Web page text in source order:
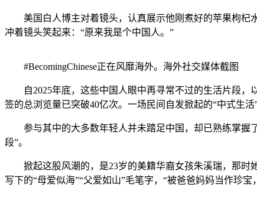
美国白人博主对着镜头，认真展示他刚煮好的苹果枸杞
冲着镜头笑起来：“原来我是个中国人。”
#BecomingChinese正在风靡海外。海外社交媒体截图
自2025年底，这些中国人眼中再寻常不过的生活片段，以
签的总浏览量已突破40亿次。一场民间自发掀起的“中式生
参与其中的大多数年轻人并未踏足中国，却已熟练掌握了
段”。
掀起这股风潮的，是23岁的美籍华裔女孩朱溪瑞，那时
写下的“母爱似海”“父爱如山”毛笔字，“被爸爸妈妈当作珍